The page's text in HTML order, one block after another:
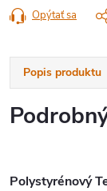
Opýtať sa
Popis produktu
Polystyrénový